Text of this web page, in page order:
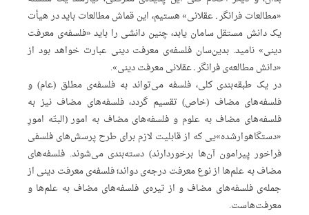
«مطالعات فرانگر ـ عقلانی» هستیم، این قماش مطالعات باید در هیأت
یک دانش مستقل سامان یابد، چنین دانشی را باید «فلسفه‌ی معرفت
دینی» نامید. بدین‌سان فلسفه‌ی معرفت دینی عبارت خواهد بود از
«دانش مطالعه‌ی فرانگر ـ عقلانی معرفت دینی».
در یک طبقه‌بندی کلی، فلسفه می‌تواند به فلسفه‌ی مطلق (عام) و
فلسفه‌های مضاف (خاص) تقسیم گردد، فلسفه‌های مضاف نیز به
فلسفه‌های مضاف به علوم و فلسفه‌های مضاف به امور (البتّه امورِ
«دستگاهوارشده»‌یی که از قابلیت لازم برای طرح پرسش‌های فلسفی
فراخور پیرامون آن‌ها برخوردارند) دسته‌بندی می‌شوند. فلسفه‌های
مضاف به علم‌ها از نوع معرفت درجه‌ی دواند؛ فلسفه‌ی معرفت دینی از
جمله‌ی فلسفه‌های مضاف و از تیره‌ی فلسفه‌های مضاف به علم‌ها و
معرفت‌هاست.